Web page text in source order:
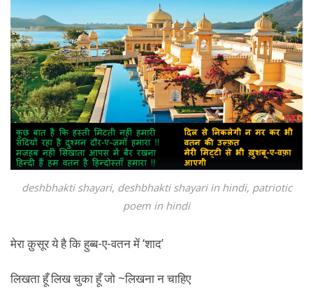
deshbhakti shayari, deshbhakti shayari in hindi, patriotic
poem in hindi
मेरा क़ुसूर ये है कि हुब्ब-ए-वतन में ‘शाद’
लिखता हूँ लिख चुका हूँ जो ~लिखना न चाहिए